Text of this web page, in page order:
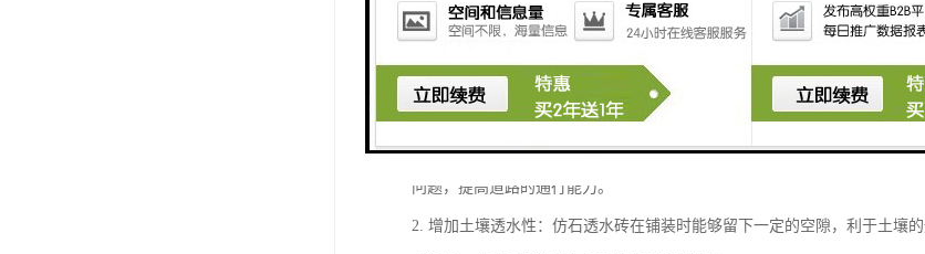
仿石透水砖是一种具有透水功能的砖材，主要用于城市道路、停车场、人
1. 透水排水：仿石透水砖的特设计使得水能够自然渗透到地下，减少了地
问题，提高道路的通行能力。
2. 增加土壤透水性：仿石透水砖在铺装时能够留下一定的空隙，利于土壤